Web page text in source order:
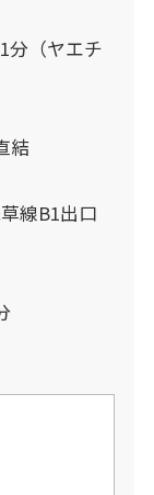
分（ヤエチ
結
線B1出口